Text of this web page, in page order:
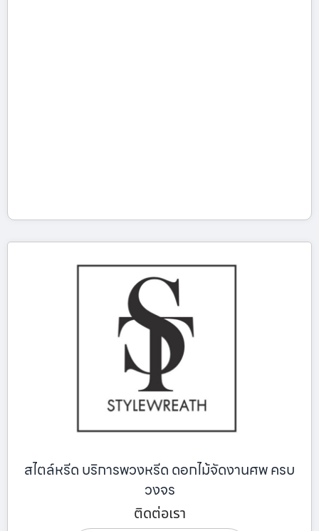
สไตล์หรีด บริการพวงหรีด ดอกไม้จัดงานศพ ครบ
วงจร
ติดต่อเรา